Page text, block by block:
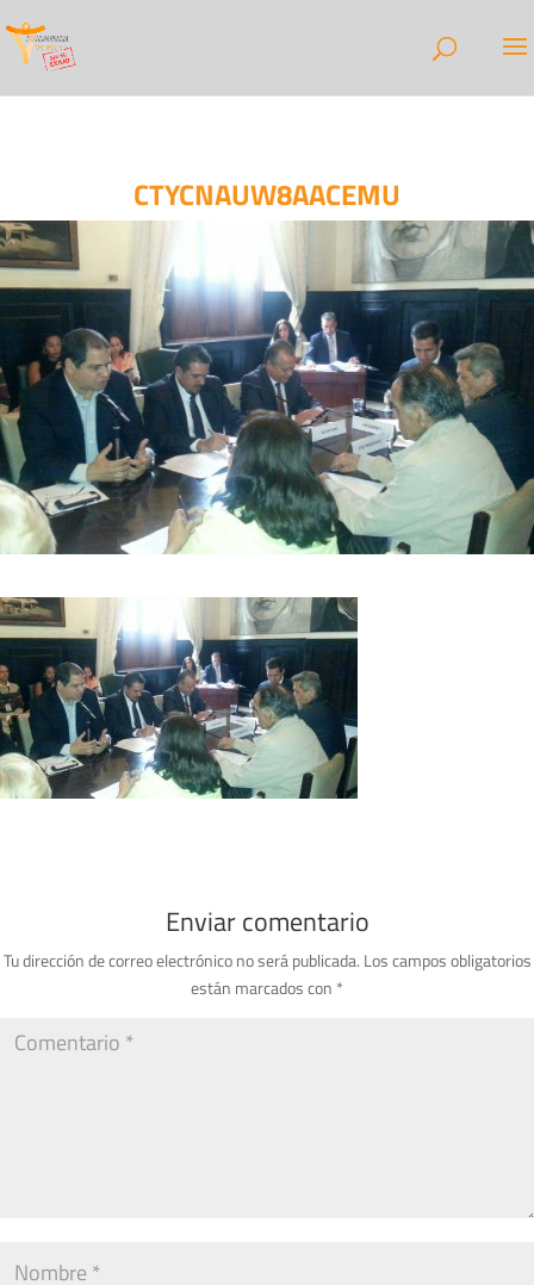
CTYCNAUW8AACEMU
Enviar comentario
Tu dirección de correo electrónico no será publicada. Los campos obligatorios
están marcados con *